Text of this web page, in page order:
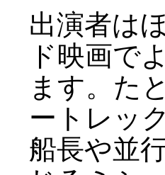
出演者は
ド映画で
ます。た
ートレッ
船長や並